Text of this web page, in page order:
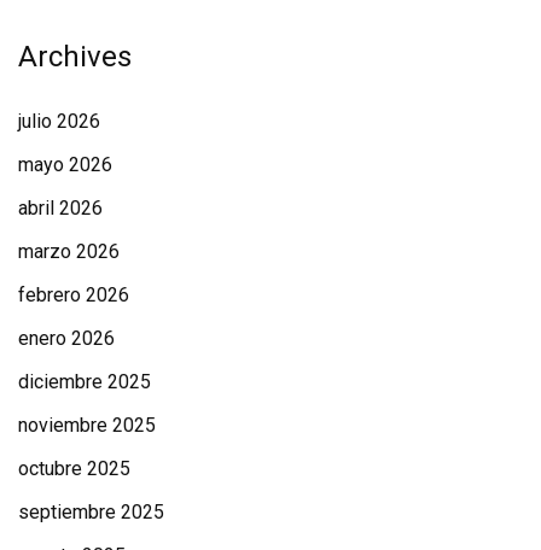
Archives
julio 2026
mayo 2026
abril 2026
marzo 2026
febrero 2026
enero 2026
diciembre 2025
noviembre 2025
octubre 2025
septiembre 2025